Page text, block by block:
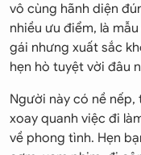
vô cùng hãnh diện
nhiều ưu điểm, là
gái nhưng xuất sắc
hẹn hò tuyệt vời đâu
Người này có nề
xoay quanh việc đi
về phong tình. Hẹn